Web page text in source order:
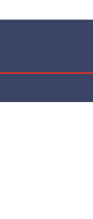
zum
MENU